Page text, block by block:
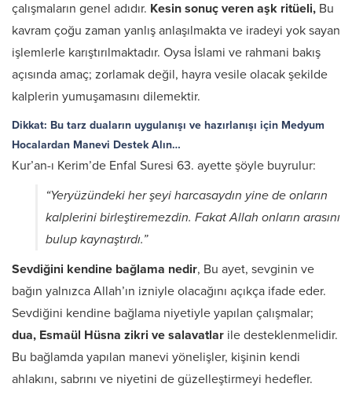
çalışmaların genel adıdır. Kesin sonuç veren aşk ritüeli, Bu
kavram çoğu zaman yanlış anlaşılmakta ve iradeyi yok sayan
işlemlerle karıştırılmaktadır. Oysa İslami ve rahmani bakış
açısında amaç; zorlamak değil, hayra vesile olacak şekilde
kalplerin yumuşamasını dilemektir.
Dikkat: Bu tarz duaların uygulanışı ve hazırlanışı için Medyum
Hocalardan Manevi Destek Alın…
Kur’an-ı Kerim’de Enfal Suresi 63. ayette şöyle buyrulur:
“Yeryüzündeki her şeyi harcasaydın yine de onların
kalplerini birleştiremezdin. Fakat Allah onların arasını
bulup kaynaştırdı.”
Sevdiğini kendine bağlama nedir, Bu ayet, sevginin ve
bağın yalnızca Allah’ın izniyle olacağını açıkça ifade eder.
Sevdiğini kendine bağlama niyetiyle yapılan çalışmalar;
dua, Esmaül Hüsna zikri ve salavatlar ile desteklenmelidir.
Bu bağlamda yapılan manevi yönelişler, kişinin kendi
ahlakını, sabrını ve niyetini de güzelleştirmeyi hedefler.